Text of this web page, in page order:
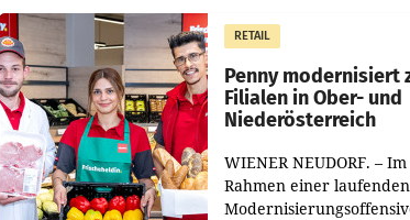
gemacht und die
Markterwartung deutlich
übertroffen.
RETAIL
Penny modernisiert
Filialen in Ober- und
Niederösterreich
WIENER NEUDORF. – Im
Rahmen einer laufenden